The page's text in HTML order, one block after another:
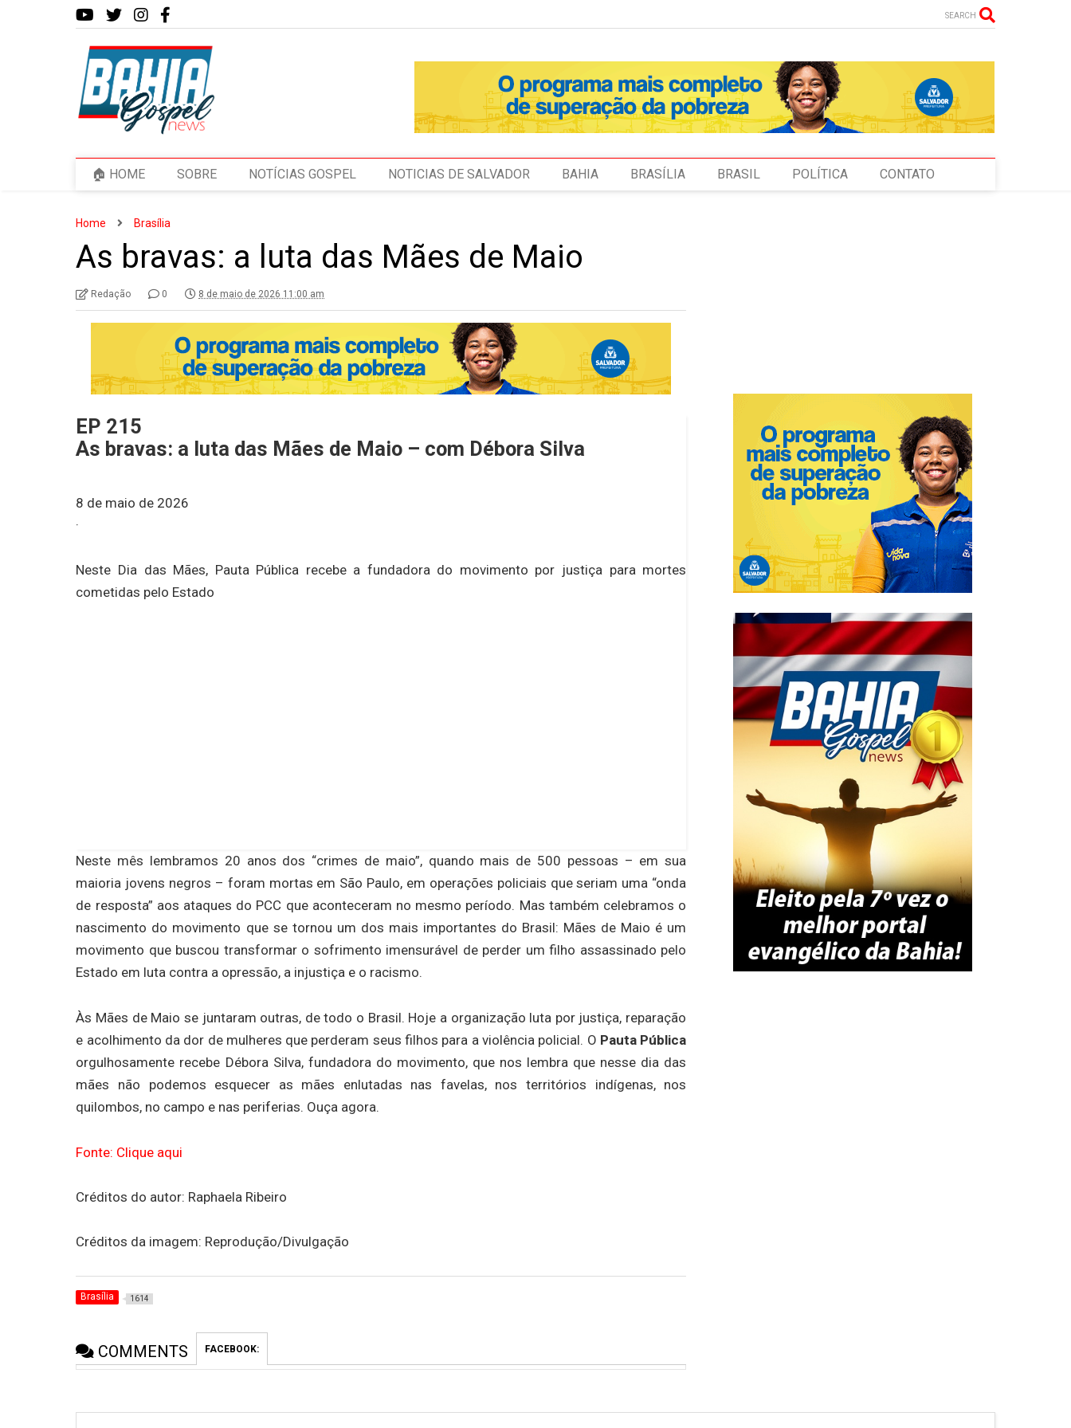
SEARCH
🏠 HOME SOBRE NOTÍCIAS GOSPEL NOTICIAS DE SALVADOR BAHIA BRASÍLIA BRASIL POLÍTICA CONTATO
Home Brasília
As bravas: a luta das Mães de Maio
Redação 0 8 de maio de 2026 11:00 am
EP 215
As bravas: a luta das Mães de Maio – com Débora Silva
8 de maio de 2026
·
Neste Dia das Mães, Pauta Pública recebe a fundadora do movimento por justiça para mortes
cometidas pelo Estado
Neste mês lembramos 20 anos dos “crimes de maio”, quando mais de 500 pessoas – em sua
maioria jovens negros – foram mortas em São Paulo, em operações policiais que seriam uma “onda
de resposta” aos ataques do PCC que aconteceram no mesmo período. Mas também celebramos o
nascimento do movimento que se tornou um dos mais importantes do Brasil: Mães de Maio é um
movimento que buscou transformar o sofrimento imensurável de perder um filho assassinado pelo
Estado em luta contra a opressão, a injustiça e o racismo.
Às Mães de Maio se juntaram outras, de todo o Brasil. Hoje a organização luta por justiça, reparação
e acolhimento da dor de mulheres que perderam seus filhos para a violência policial. O Pauta Pública
orgulhosamente recebe Débora Silva, fundadora do movimento, que nos lembra que nesse dia das
mães não podemos esquecer as mães enlutadas nas favelas, nos territórios indígenas, nos
quilombos, no campo e nas periferias. Ouça agora.
Fonte: Clique aqui
Créditos do autor: Raphaela Ribeiro
Créditos da imagem: Reprodução/Divulgação
Brasília 1614
COMMENTS FACEBOOK: